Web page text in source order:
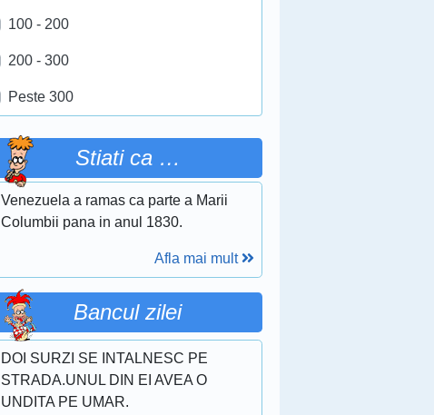
100 - 200
200 - 300
Peste 300
Stiati ca …
Venezuela a ramas ca parte a Marii
Columbii pana in anul 1830.
Afla mai mult
Bancul zilei
DOI SURZI SE INTALNESC PE
STRADA.UNUL DIN EI AVEA O
UNDITA PE UMAR.